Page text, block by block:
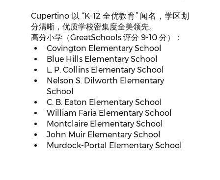
Cupertino 以 “K-12 全优教育” 闻名，学区划
分清晰，优质学校密集度全美领先。
高分小学（GreatSchools 评分 9-10 分）：
Covington Elementary School
Blue Hills Elementary School
L. P. Collins Elementary School
Nelson S. Dilworth Elementary
School
C. B. Eaton Elementary School
William Faria Elementary School
Montclaire Elementary School
John Muir Elementary School
Murdock-Portal Elementary School